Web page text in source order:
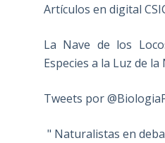
Artículos en digital
La Nave de los
Especies a la Luz de
Tweets por
" Naturalistas en